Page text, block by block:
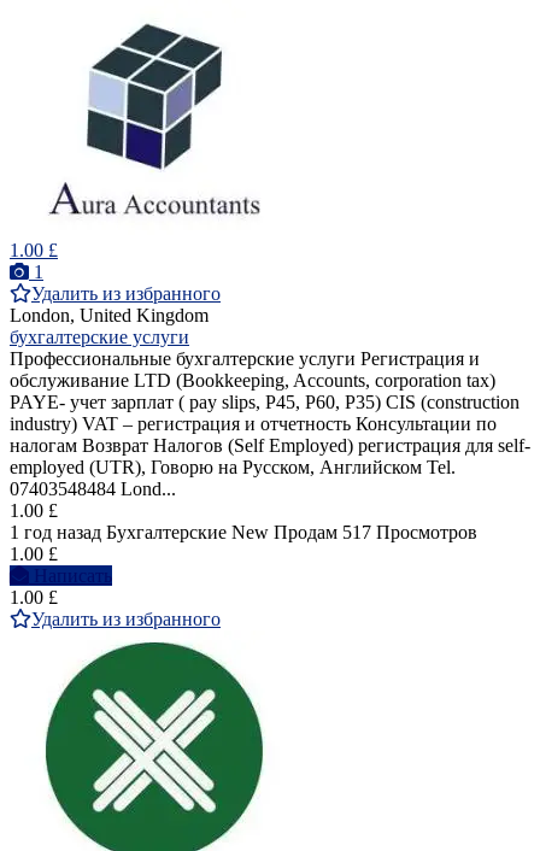
1.00 £
1
Удалить из избранного
London, United Kingdom
бухгалтерские услуги
Профессиональные бухгалтерские услуги Регистрация и
обслуживание LTD (Bookkeeping, Accounts, corporation tax)
PAYE- учет зарплат ( pay slips, P45, P60, P35) CIS (construction
industry) VAT – регистрация и отчетность Консультации по
налогам Возврат Налогов (Self Employed) регистрация для self-
employed (UTR), Говорю на Pусcком, Английском Tel.
07403548484 Lond...
1.00 £
1 год назад Бухгалтерские New Продам 517 Просмотров
1.00 £
Написать
1.00 £
Удалить из избранного